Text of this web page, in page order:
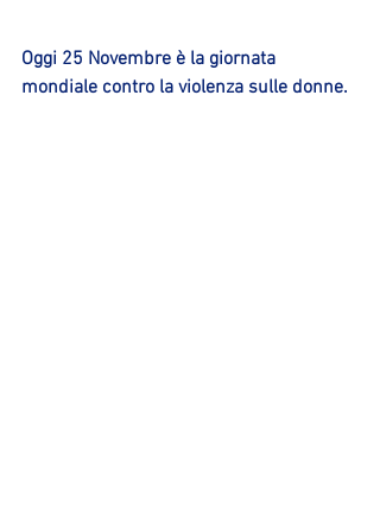
Oggi 25 Novembre è la giornata
mondiale contro la violenza sulle donne.